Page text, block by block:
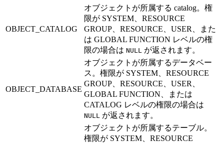
OBJECT_CATALOG
オブジェクトが所属する catalog。権
限が SYSTEM、RESOURCE
GROUP、RESOURCE、USER、また
は GLOBAL FUNCTION レベルの権
限の場合は NULL が返されます。
OBJECT_DATABASE
オブジェクトが所属するデータベー
ス。権限が SYSTEM、RESOURCE
GROUP、RESOURCE、USER、
GLOBAL FUNCTION、または
CATALOG レベルの権限の場合は
NULL が返されます。
オブジェクトが所属するテーブル。
権限が SYSTEM、RESOURCE